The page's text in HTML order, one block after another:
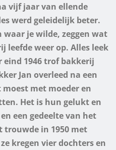
vijf jaar van ellende
werd geleidelijk beter.
waar je wilde, zeggen wat
leefde weer op. Alles leek
eind 1946 trof bakkerij
Jan overleed na een
met moeder en
Het is hun gelukt en
een gedeelte van het
in 1950 met
kregen vier dochters en